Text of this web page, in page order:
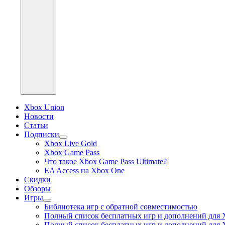
Xbox Union
Новости
Статьи
Подписки
раскрыть
дочернее
меню
Xbox Live Gold
Xbox Game Pass
Что такое Xbox Game Pass Ultimate?
EA Access на Xbox One
Скидки
Обзоры
Игры
раскрыть
дочернее
меню
Библиотека игр с обратной совместимостью
Полный список бесплатных игр и дополнений для